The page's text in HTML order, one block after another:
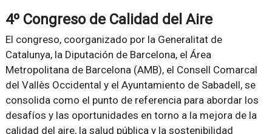
4º Congreso de Calidad del Aire
El congreso, coorganizado por la Generalitat de
Catalunya, la Diputación de Barcelona, el Área
Metropolitana de Barcelona (AMB), el Consell Comarcal
del Vallès Occidental y el Ayuntamiento de Sabadell, se
consolida como el punto de referencia para abordar los
desafíos y las oportunidades en torno a la mejora de la
calidad del aire, la salud pública y la sostenibilidad